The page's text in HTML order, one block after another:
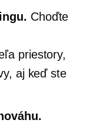
Choďte
priestory,
aj keď ste